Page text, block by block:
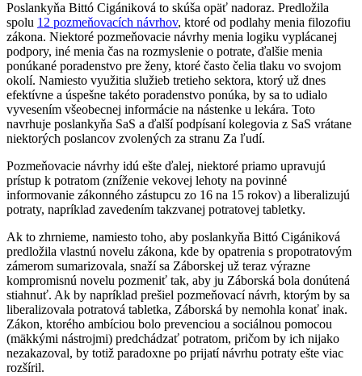
Poslankyňa Bittó Cigániková to skúša opäť nadoraz. Predložila
spolu 12 pozmeňovacích návrhov, ktoré od podlahy menia filozofiu
zákona. Niektoré pozmeňovacie návrhy menia logiku vyplácanej
podpory, iné menia čas na rozmyslenie o potrate, ďalšie menia
ponúkané poradenstvo pre ženy, ktoré často čelia tlaku vo svojom
okolí. Namiesto využitia služieb tretieho sektora, ktorý už dnes
efektívne a úspešne takéto poradenstvo ponúka, by sa to udialo
vyvesením všeobecnej informácie na nástenke u lekára. Toto
navrhuje poslankyňa SaS a ďalší podpísaní kolegovia z SaS vrátane
niektorých poslancov zvolených za stranu Za ľudí.
Pozmeňovacie návrhy idú ešte ďalej, niektoré priamo upravujú
prístup k potratom (zníženie vekovej lehoty na povinné
informovanie zákonného zástupcu zo 16 na 15 rokov) a liberalizujú
potraty, napríklad zavedením takzvanej potratovej tabletky.
Ak to zhrnieme, namiesto toho, aby poslankyňa Bittó Cigániková
predložila vlastnú novelu zákona, kde by opatrenia s propotratovým
zámerom sumarizovala, snaží sa Záborskej už teraz výrazne
kompromisnú novelu pozmeniť tak, aby ju Záborská bola donútená
stiahnuť. Ak by napríklad prešiel pozmeňovací návrh, ktorým by sa
liberalizovala potratová tabletka, Záborská by nemohla konať inak.
Zákon, ktorého ambíciou bolo prevenciou a sociálnou pomocou
(mäkkými nástrojmi) predchádzať potratom, pričom by ich nijako
nezakazoval, by totiž paradoxne po prijatí návrhu potraty ešte viac
rozšíril.